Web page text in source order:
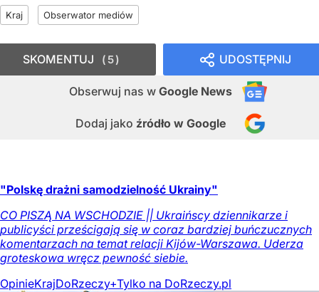
Kraj Obserwator mediów
UDOSTĘPNIJ
Obserwuj nas w Google News
Dodaj jako źródło w Google
SKOMENTUJ 5
"Polskę drażni samodzielność Ukrainy"
CO PISZĄ NA WSCHODZIE || Ukraińscy dziennikarze i
publicyści prześcigają się w coraz bardziej buńczucznych
komentarzach na temat relacji Kijów-Warszawa. Uderza
groteskowa wręcz pewność siebie.
OpinieKrajDoRzeczy+Tylko na DoRzeczy.pl